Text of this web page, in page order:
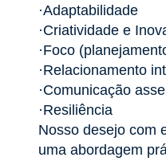
·Adaptabilidade
·Criatividade e
·Foco
·Relacionamento
·Comunicação
·Resiliência
Nosso desejo com
uma abordagem